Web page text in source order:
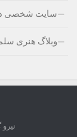
سایت شخصی
وبلاگ هنری
نیرو